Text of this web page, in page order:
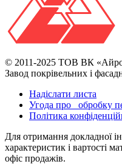
© 2011-2025 ТОВ ВК
Завод покрівельних і
Надіслати листа
Угода про обробку
Політика
Для отримання докладної
характеристик і вартості
офіс продажів.